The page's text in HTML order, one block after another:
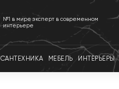
№1 в мире эксперт в современном
интерьере
САНТЕХНИКА МЕБЕЛЬ ИНТЕРЬЕРЫ